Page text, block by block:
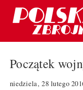
Początek
niedziela, 28 lutego